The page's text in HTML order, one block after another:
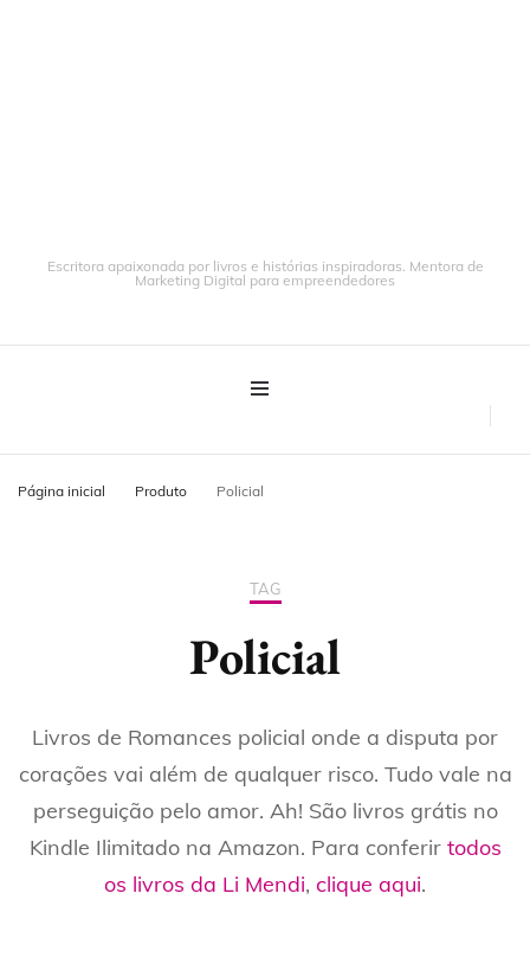
Escritora apaixonada por livros e histórias inspiradoras. Mentora de
Marketing Digital para empreendedores
Página inicial Produto Policial
TAG
Policial
Livros de Romances policial onde a disputa por
corações vai além de qualquer risco. Tudo vale na
perseguição pelo amor. Ah! São livros grátis no
Kindle Ilimitado na Amazon. Para conferir todos
os livros da Li Mendi, clique aqui.